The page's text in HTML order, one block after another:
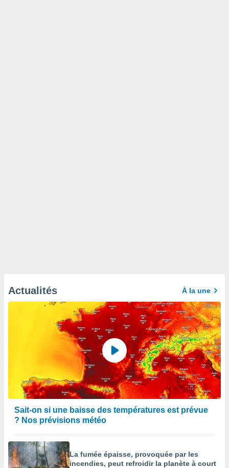
Actualités À la une
Sait-on si une baisse des températures est prévue
? Nos prévisions météo
La fumée épaisse, provoquée par les
incendies, peut refroidir la planète à court